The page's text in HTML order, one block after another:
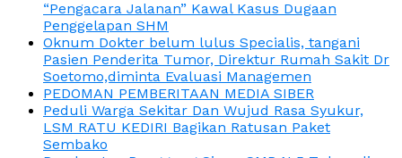
“Pengacara Jalanan” Kawal Kasus Dugaan
Penggelapan SHM
Oknum Dokter belum lulus Specialis, tangani
Pasien Penderita Tumor, Direktur Rumah Sakit Dr
Soetomo,diminta Evaluasi Managemen
PEDOMAN PEMBERITAAN MEDIA SIBER
Peduli Warga Sekitar Dan Wujud Rasa Syukur,
LSM RATU KEDIRI Bagikan Ratusan Paket
Sembako